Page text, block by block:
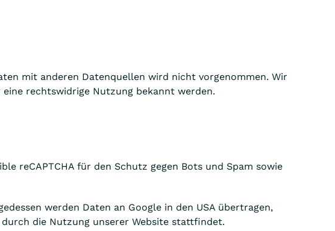
mit anderen Datenquellen wird nicht vorgenommen. Wir
rechtswidrige Nutzung bekannt werden.
reCAPTCHA für den Schutz gegen Bots und Spam sowie
werden Daten an Google in den USA übertragen,
durch die Nutzung unserer Website stattfindet.